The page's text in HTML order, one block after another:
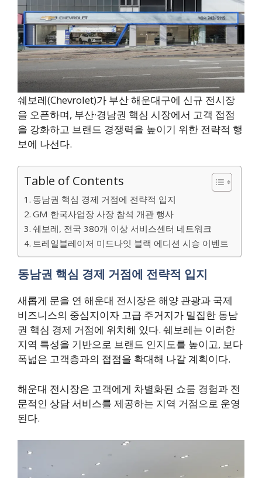
쉐보레(Chevrolet)가 부산 해운대구에 신규 전시장
을 오픈하며, 부산·경남권 핵심 시장에서 고객 접점
을 강화하고 브랜드 경쟁력을 높이기 위한 전략적 행
보에 나선다.
Table of Contents
동남권 핵심 경제 거점에 전략적 입지
GM 한국사업장 사장 참석 개관 행사
쉐보레, 전국 380개 이상 서비스센터 네트워크
트레일블레이저 미드나잇 블랙 에디션 시승 이벤트
동남권 핵심 경제 거점에 전략적 입지
새롭게 문을 연 해운대 전시장은 해양 관광과 국제
비즈니스의 중심지이자 고급 주거지가 밀집한 동남
권 핵심 경제 거점에 위치해 있다. 쉐보레는 이러한
지역 특성을 기반으로 브랜드 인지도를 높이고, 보다
폭넓은 고객층과의 접점을 확대해 나갈 계획이다.
해운대 전시장은 고객에게 차별화된 쇼룸 경험과 전
문적인 상담 서비스를 제공하는 지역 거점으로 운영
된다.